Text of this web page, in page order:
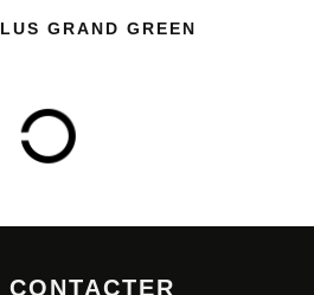
GRAND GREEN
CONTACTER